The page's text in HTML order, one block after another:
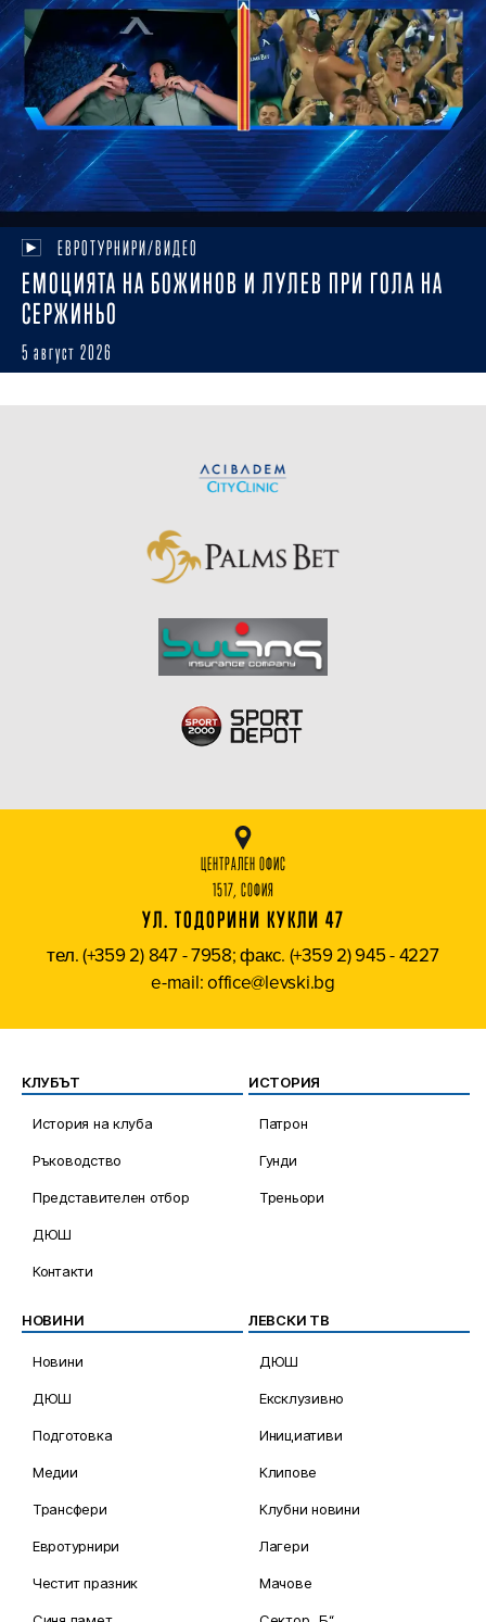
ЕВРОТУРНИРИ/ВИДЕО
ЕМОЦИЯТА НА БОЖИНОВ И ЛУЛЕВ ПРИ ГОЛА НА
СЕРЖИНЬО
5 август 2026
ЦЕНТРАЛЕН ОФИС
1517, СОФИЯ
УЛ. ТОДОРИНИ КУКЛИ 47
тел. (+359 2) 847 - 7958; факс. (+359 2) 945 - 4227
e-mail: office@levski.bg
КЛУБЪТ
История на клуба
Ръководство
Представителен отбор
ДЮШ
Контакти
ИСТОРИЯ
Патрон
Гунди
Треньори
НОВИНИ
Новини
ДЮШ
Подготовка
Медии
Трансфери
Евротурнири
Честит празник
ЛЕВСКИ ТВ
ДЮШ
Ексклузивно
Инициативи
Клипове
Клубни новини
Лагери
Мачове